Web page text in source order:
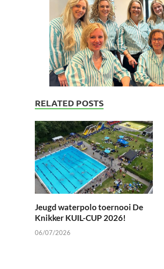
RELATED POSTS
Jeugd waterpolo toernooi De
Knikker KUIL-CUP 2026!
06/07/2026